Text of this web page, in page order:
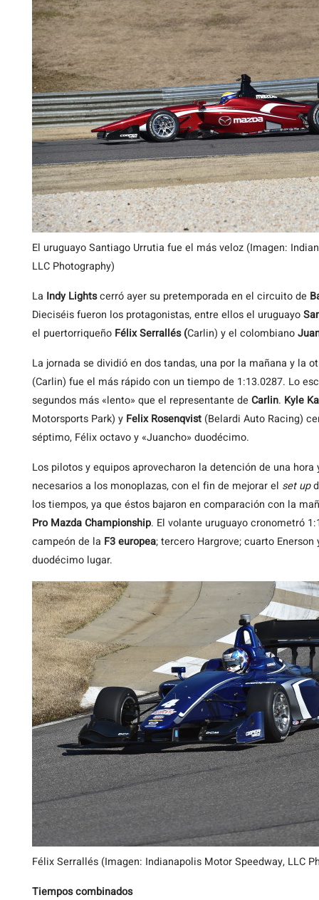
El uruguayo Santiago Urrutia fue el más veloz (Imagen:
LLC Photography)
La Indy Lightscerró ayer su pretemporada en el circuito de
Dieciséis fueron los protagonistas, entre ellos el uruguayo
el puertorriqueño Félix Serrallés (Carlin) y el colombiano
La jornada se dividió en dos tandas, una por la mañana y la
(Carlin) fue el más rápido con un tiempo de 1:13.0287. Lo
segundos más «lento» que el representante de Carlin. Kyle
Motorsports Park) y Felix Rosenqvist (Belardi Auto Racing)
séptimo, Félix octavo y «Juancho» duodécimo.
Los pilotos y equipos aprovecharon la detención de una
necesarios a los monoplazas, con el fin de mejorar el set up
los tiempos, ya que éstos bajaron en comparación con la
Pro Mazda Championship. El volante uruguayo cronometró
campeón de la F3 europea; tercero Hargrove; cuarto
duodécimo lugar.
Félix Serrallés (Imagen: Indianapolis Motor Speedway, LLC
Tiempos combinados